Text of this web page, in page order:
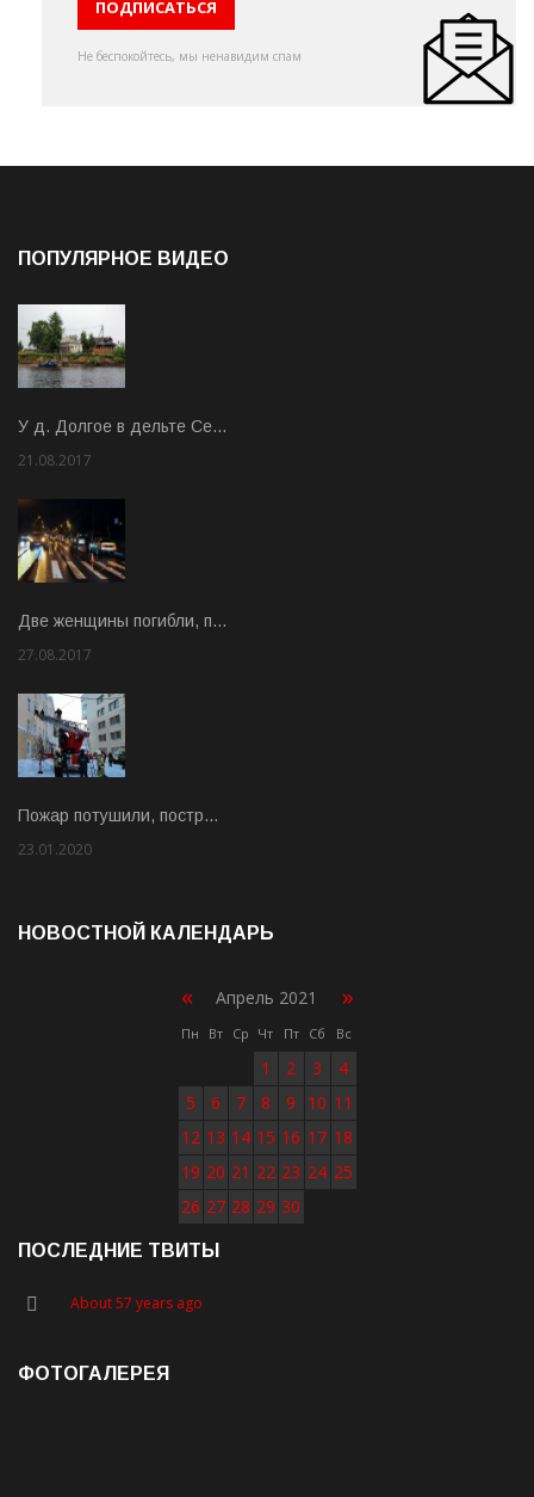
Не беспокойтесь, мы ненавидим спам
ПОПУЛЯРНОЕ ВИДЕО
У д. Долгое в дельте Се…
21.08.2017
Две женщины погибли, п…
27.08.2017
Пожар потушили, постр…
23.01.2020
НОВОСТНОЙ КАЛЕНДАРЬ
« Апрель 2021 »
Пн Вт Ср Чт Пт Сб Вс
1 2 3
4
5
6 7 8 9 10 11
12 13 14 15 16 17 18
19 20 21 22 23 24 25
26 27 28 29 30
ПОСЛЕДНИЕ ТВИТЫ
About 57 years ago
ФОТОГАЛЕРЕЯ